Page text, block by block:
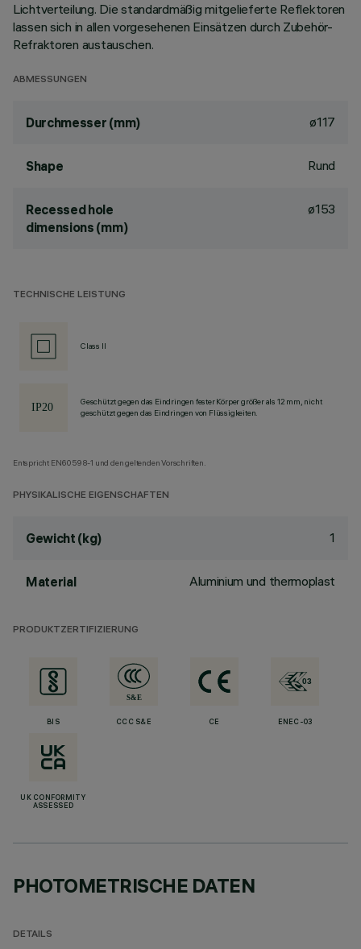
Lichtverteilung. Die standardmäßig mitgelieferte Reflektoren
lassen sich in allen vorgesehenen Einsätzen durch Zubehör-
Refraktoren austauschen.
ABMESSUNGEN
Durchmesser (mm) ø117
Shape Rund
Recessed hole
dimensions (mm)
ø153
TECHNISCHE LEISTUNG
Class II
Geschützt gegen das Eindringen fester Körper größer als 12 mm, nicht
geschützt gegen das Eindringen von Flüssigkeiten.
Entspricht EN60598-1 und den geltenden Vorschriften.
PHYSIKALISCHE EIGENSCHAFTEN
Gewicht (kg) 1
Material Aluminium und thermoplast
PRODUKTZERTIFIZIERUNG
BIS CCC S&E CE ENEC-03
UK CONFORMITY
ASSESSED
PHOTOMETRISCHE DATEN
DETAILS